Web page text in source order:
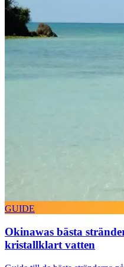
GUIDE
Okinawas bästa
kristallklart vatten